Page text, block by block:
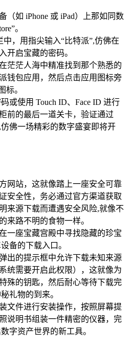
（如 iPhone 或 iPad）上那如同数
。
中，用指尖输入“比特派”,仿佛在
开启宝藏的密码。
茫茫人海中精准找到那个熟悉的
钱包应用，然后点击应用图标旁
标。
或使用 Touch ID、Face ID 进行
前的最后一道关卡，验证通过
佛一场精彩的数字盛宴即将开
网站，这就像踏上一座安全可靠
安全性，务必通过官方渠道获取
来源下载而遭遇安全风险,就像不
来路不明的食物一样。
一座宝藏宫殿中寻找隐藏的珍宝
备的下载入口。
出的提示框中允许下载未知来源
统需要开启此权限），这就像为
殊的钥匙，然后耐心等待下载完
礼物的到来。
文件进行安装操作，按照屏幕提
说明书组装一件精密的仪器，完
字资产世界的新工具。